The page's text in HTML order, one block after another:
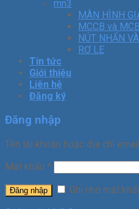
mn3
MÀN HÌNH
MCCB và MCB
NÚT NHẤN
RƠ LE
Tin tức
Giới thiệu
Liên hệ
Đăng ký
Đăng nhập
Tên tài khoản hoặc địa chỉ email
Mật khẩu *
Đăng nhập
Ghi nhớ mật